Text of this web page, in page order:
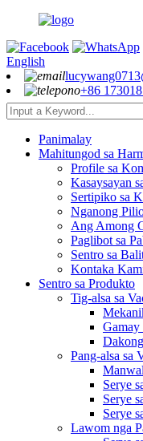
English
+86
Panimalay
Mahitungod sa
Profile sa
Kasaysayan
Sertipiko sa
Nganong
Ang Among
Paglibot sa
Sentro sa
Kontaka
Sentro sa Produkto
Tig-alsa sa
Gamay
Pang-alsa sa
Serye
Serye
Serye
Lawom nga